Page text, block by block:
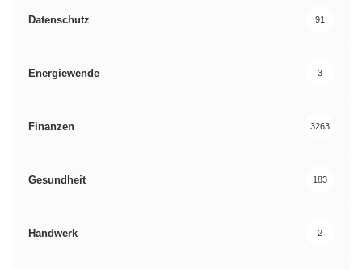
Datenschutz 91
Energiewende 3
Finanzen 3263
Gesundheit 183
Handwerk 2